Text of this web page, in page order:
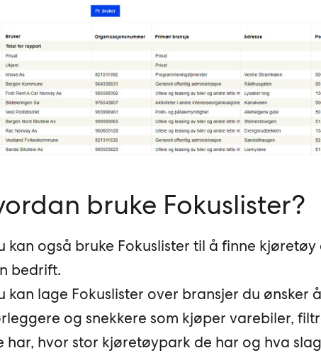
bruke Fokuslister?
kan også bruke Fokuslister til å finne
bedrift.
kan lage Fokuslister over bransjer du ønsker
og snekkere som kjøper varebiler,
har, hvor stor kjøretøypark de har og hva